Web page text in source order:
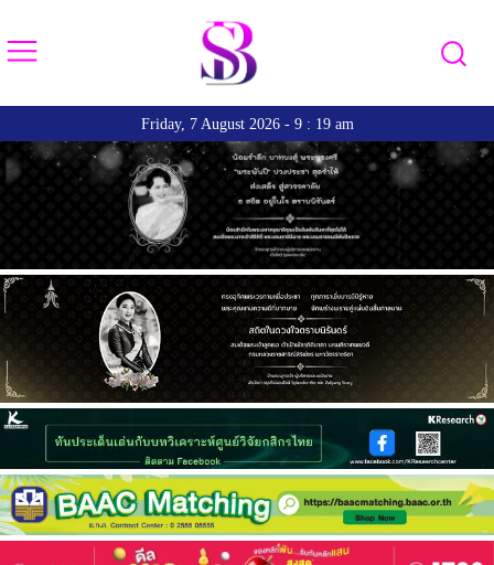
Friday, 7 August 2026 - 9 : 19 am